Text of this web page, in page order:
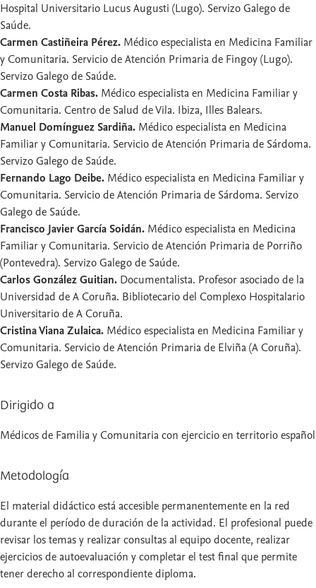
Hospital Universitario Lucus Augusti (Lugo). Servizo Galego de
Saúde.
Carmen Castiñeira Pérez. Médico especialista en Medicina Familiar
y Comunitaria. Servicio de Atención Primaria de Fingoy (Lugo).
Servizo Galego de Saúde.
Carmen Costa Ribas. Médico especialista en Medicina Familiar y
Comunitaria. Centro de Salud de Vila. Ibiza, Illes Balears.
Manuel Domínguez Sardiña. Médico especialista en Medicina
Familiar y Comunitaria. Servicio de Atención Primaria de Sárdoma.
Servizo Galego de Saúde.
Fernando Lago Deibe. Médico especialista en Medicina Familiar y
Comunitaria. Servicio de Atención Primaria de Sárdoma. Servizo
Galego de Saúde.
Francisco Javier García Soidán. Médico especialista en Medicina
Familiar y Comunitaria. Servicio de Atención Primaria de Porriño
(Pontevedra). Servizo Galego de Saúde.
Carlos González Guitian. Documentalista. Profesor asociado de la
Universidad de A Coruña. Bibliotecario del Complexo Hospitalario
Universitario de A Coruña.
Cristina Viana Zulaica. Médico especialista en Medicina Familiar y
Comunitaria. Servicio de Atención Primaria de Elviña (A Coruña).
Servizo Galego de Saúde.
Dirigido a
Médicos de Familia y Comunitaria con ejercicio en territorio español
Metodología
El material didáctico está accesible permanentemente en la red
durante el período de duración de la actividad. El profesional puede
revisar los temas y realizar consultas al equipo docente, realizar
ejercicios de autoevaluación y completar el test final que permite
tener derecho al correspondiente diploma.